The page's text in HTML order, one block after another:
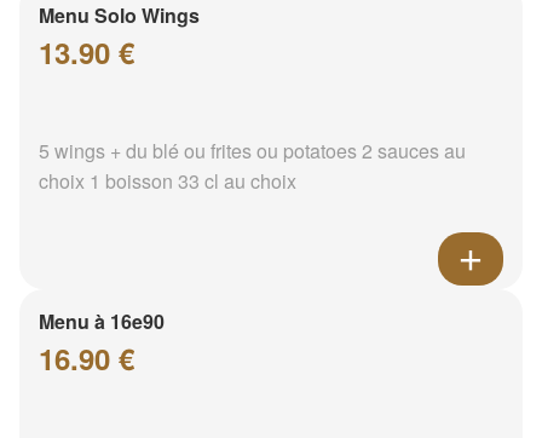
Menu Solo Wings
13.90 €
5 wings + du blé ou frites ou potatoes 2 sauces au
choix 1 boisson 33 cl au choix
Menu à 16e90
16.90 €